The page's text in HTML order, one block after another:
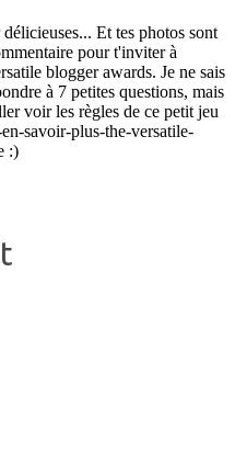
Et tes photos sont
pour t'inviter à
blogger awards. Je ne sais
à 7 petites questions, mais
voir les règles de ce petit jeu
savoir-plus-the-versatile-
:)